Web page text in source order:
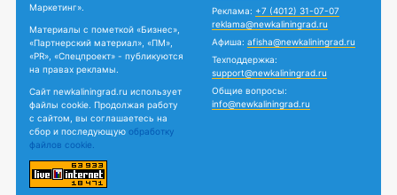
Маркетинг».
Материалы с пометкой «Бизнес»,
«Партнерский материал», «ПМ»,
«PR», «Спецпроект» - публикуются
на правах рекламы.
Сайт newkaliningrad.ru использует
файлы cookie. Продолжая работу
с сайтом, вы соглашаетесь на
сбор и последующую обработку
файлов cookie.
Реклама: +7 (4012) 31-07-07
reklama@newkaliningrad.ru
Афиша: afisha@newkaliningrad.ru
Техподдержка:
support@newkaliningrad.ru
Общие вопросы:
info@newkaliningrad.ru